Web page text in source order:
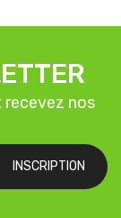
nos
INSCRIPTION